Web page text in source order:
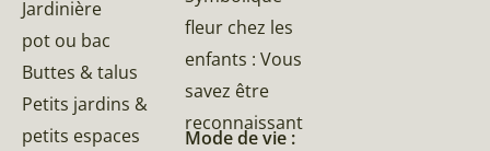
Jardinière
pot ou bac
Buttes & talus
Petits jardins &
petits espaces
fleur chez les
enfants : Vous
savez être
reconnaissant
Mode de vie :